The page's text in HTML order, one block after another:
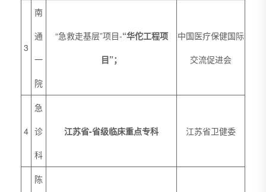
3
南
通
一
院
“急救走基层”项目-“华佗工程项
目”；
中国医疗保健国际
交流促进会
4
急
诊
科
江苏省-省级临床重点专科 江苏省卫健委
陈